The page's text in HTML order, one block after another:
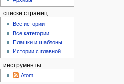
списки страниц
Все истории
Все категории
Плашки и шаблоны
Истории с главной
инструменты
Atom